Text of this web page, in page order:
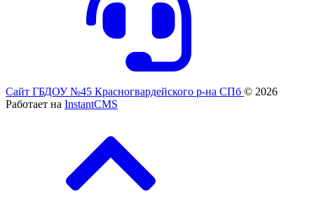
Сайт ГБДОУ №45 Красногвардейского р-на СПб © 2026
Работает на InstantCMS